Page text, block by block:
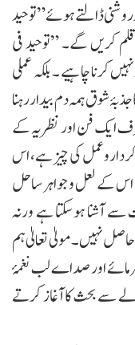
ڈالتے ہوئے” توحید
کریں گے۔ ”توحید فی
کرنا چاہیے ۔ بلکہ عملی
شوق ہمہ دم بیدار رہنا
فن اور نظریہ کے
کی چیز ہے، اس
کے لعل و جواہر ساحل
آشنا ہوسکتا ہے ورنہ
نہیں۔ مولیٰ تعالیٰ ہم
اور صداے لب نغمۂ
سے بحث کا آغاز کرتے